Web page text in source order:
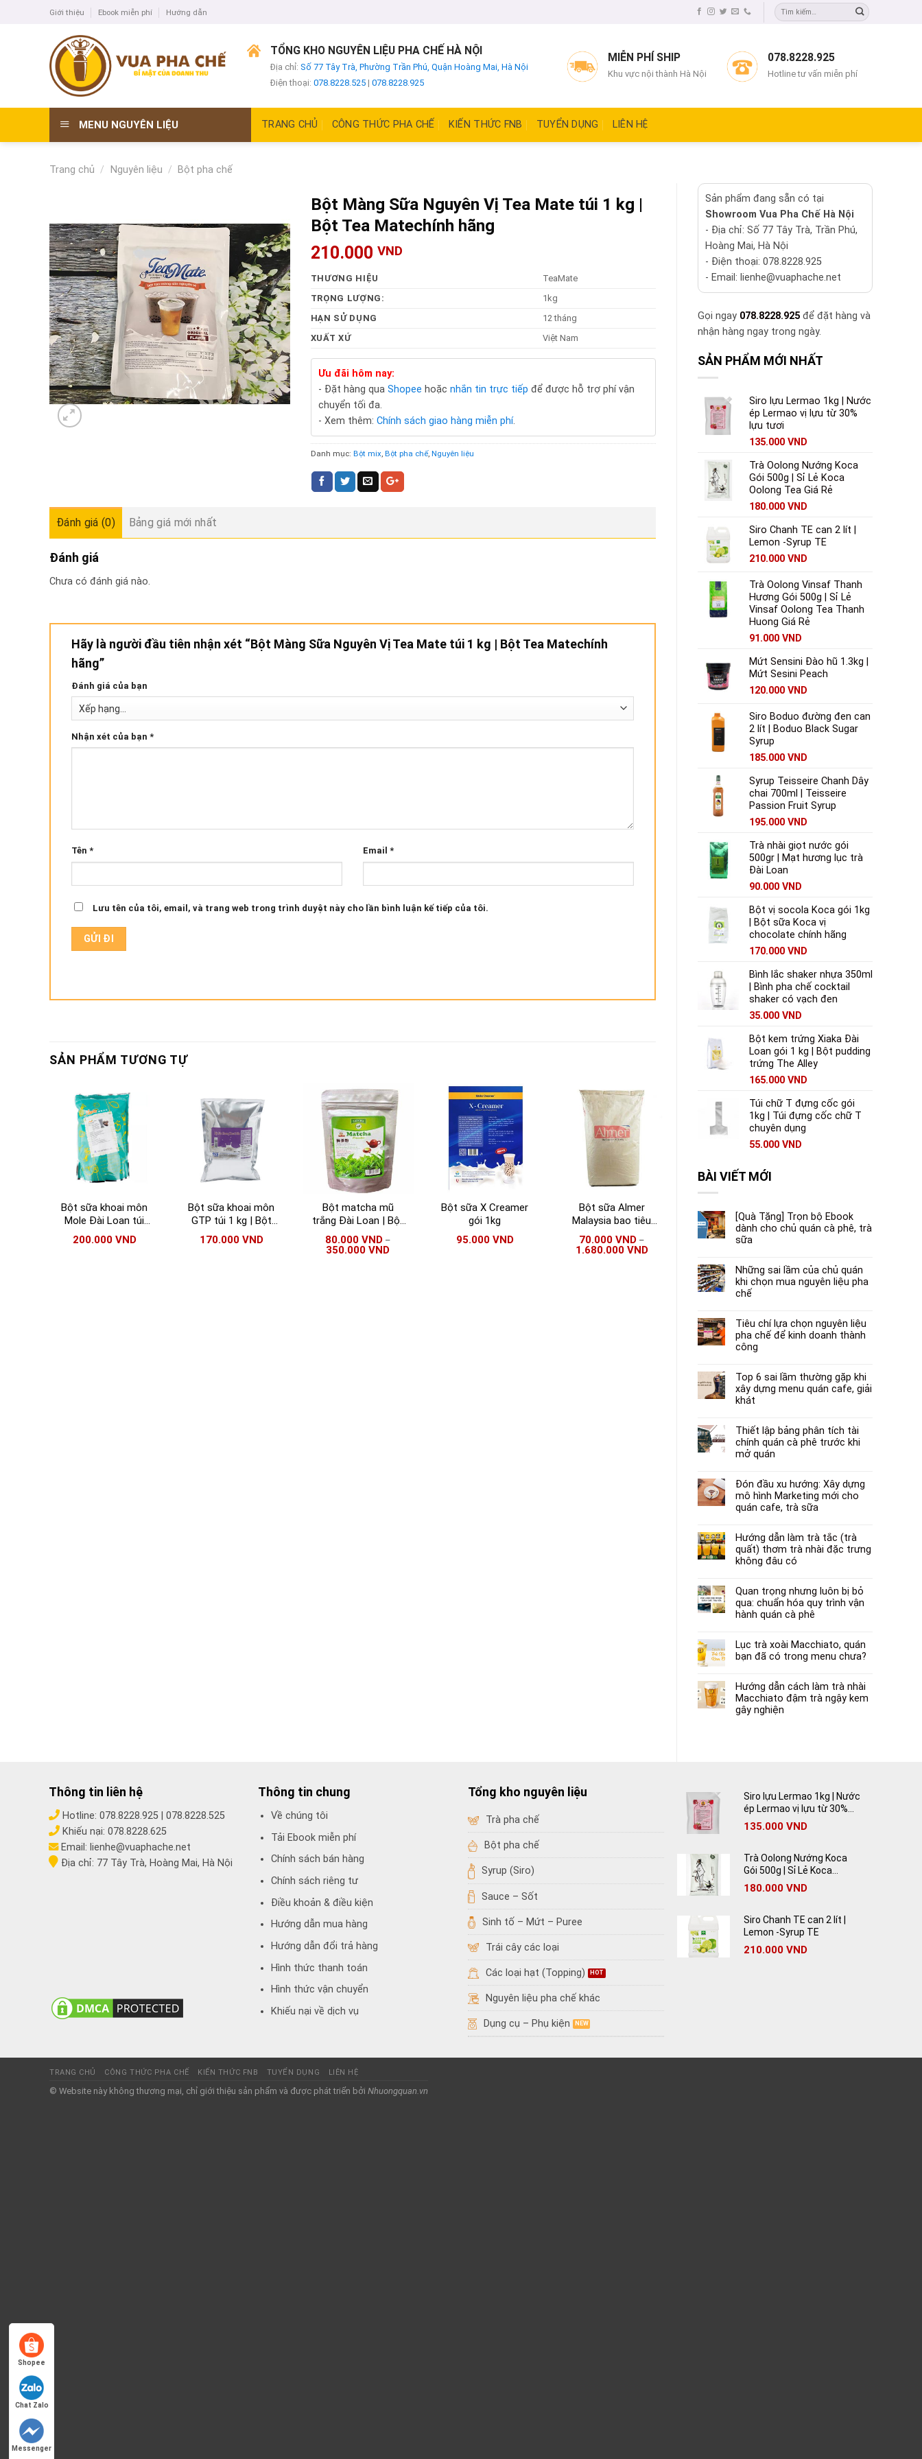
Giới thiệu Ebook miễn phí Hướng dẫn
TỔNG KHO NGUYÊN LIỆU PHA CHẾ HÀ NỘI
Địa chỉ:Số 77 Tây Trà, Phường Trần Phú, Quận Hoàng Mai, Hà Nội
Điện thoại:078.8228.525 |078.8228.925
MIỄN PHÍ SHIP
Khu vực nội thành Hà Nội
078.8228.925
Hotline tư vấn miễn phí
MENU NGUYÊN LIỆU TRANG CHỦ CÔNG THỨC PHA CHẾ KIẾN THỨC FNB TUYỂN DỤNG LIÊN HỆ
Trang chủ / Nguyên liệu / Bột pha chế
Sản phẩm đang sẵn có tại
Showroom Vua Pha Chế Hà Nội
- Địa chỉ: Số 77 Tây Trà, Trần Phú,
Hoàng Mai, Hà Nội
- Điện thoại: 078.8228.925
- Email: lienhe@vuaphache.net
Gọi ngay 078.8228.925 để đặt hàng và
nhận hàng ngay trong ngày.
SẢN PHẨM MỚI NHẤT
Siro lựu Lermao 1kg | Nước
ép Lermao vị lựu từ 30%
lựu tươi
135.000 VND
Trà Oolong Nướng Koca
Gói 500g | Sỉ Lẻ Koca
Oolong Tea Giá Rẻ
180.000 VND
Siro Chanh TE can 2 lít |
Lemon -Syrup TE
210.000 VND
Trà Oolong Vinsaf Thanh
Hương Gói 500g | Sỉ Lẻ
Vinsaf Oolong Tea Thanh
Huong Giá Rẻ
91.000 VND
Mứt Sensini Đào hũ 1.3kg |
Mứt Sesini Peach
120.000 VND
Siro Boduo đường đen can
2 lít | Boduo Black Sugar
Syrup
185.000 VND
Syrup Teisseire Chanh Dây
chai 700ml | Teisseire
Passion Fruit Syrup
195.000 VND
Trà nhài giọt nước gói
500gr | Mạt hương lục trà
Đài Loan
90.000 VND
Bột vị socola Koca gói 1kg
| Bột sữa Koca vị
chocolate chính hãng
170.000 VND
Bình lắc shaker nhựa 350ml
| Bình pha chế cocktail
shaker có vạch đen
35.000 VND
Bột kem trứng Xiaka Đài
Loan gói 1 kg | Bột pudding
trứng The Alley
165.000 VND
Túi chữ T đựng cốc gói
1kg | Túi đựng cốc chữ T
chuyên dụng
55.000 VND
BÀI VIẾT MỚI
[Quà Tặng] Trọn bộ Ebook
dành cho chủ quán cà phê, trà
sữa
Những sai lầm của chủ quán
khi chọn mua nguyên liệu pha
chế
Tiêu chí lựa chọn nguyên liệu
pha chế để kinh doanh thành
công
Top 6 sai lầm thường gặp khi
xây dựng menu quán cafe, giải
khát
Thiết lập bảng phân tích tài
chính quán cà phê trước khi
mở quán
Đón đầu xu hướng: Xây dựng
mô hình Marketing mới cho
quán cafe, trà sữa
Hướng dẫn làm trà tắc (trà
quất) thơm trà nhài đặc trưng
không đâu có
Quan trọng nhưng luôn bị bỏ
qua: chuẩn hóa quy trình vận
hành quán cà phê
Lục trà xoài Macchiato, quán
bạn đã có trong menu chưa?
Hướng dẫn cách làm trà nhài
Macchiato đậm trà ngậy kem
gây nghiện
Bột Màng Sữa Nguyên Vị Tea Mate túi 1 kg |
Bột Tea Matechính hãng
210.000 VND
THƯƠNG HIỆU
TeaMate
TRỌNG LƯỢNG:
1kg
HẠN SỬ DỤNG
12 tháng
XUẤT XỨ
Việt Nam
Ưu đãi hôm nay:
- Đặt hàng qua Shopee hoặc nhắn tin trực tiếp để được hỗ trợ phí vận
chuyển tối đa.
- Xem thêm: Chính sách giao hàng miễn phí.
Danh mục: Bột mix, Bột pha chế, Nguyên liệu
Đánh giá (0) Bảng giá mới nhất
Đánh giá
Chưa có đánh giá nào.
Hãy là người đầu tiên nhận xét “Bột Màng Sữa Nguyên Vị Tea Mate túi 1 kg | Bột Tea Matechính
hãng”
Đánh giá của bạn
Nhận xét của bạn *
Tên * Email *
Lưu tên của tôi, email, và trang web trong trình duyệt này cho lần bình luận kế tiếp của tôi.
SẢN PHẨM TƯƠNG TỰ
Bột sữa khoai môn
Mole Đài Loan túi
1kg | Bột sữa Maulin
Mole vị khoai môn
200.000 VND
Bột sữa khoai môn
GTP túi 1 kg | Bột
sữa Gia Thịnh Phát
hương khoai môn
170.000 VND
Bột matcha mũ
trắng Đài Loan | Bột
matcha nguyên chất
Đài Loan Neicha
80.000 VND–
350.000VND
Bột sữa X Creamer
gói 1kg
95.000 VND
Bột sữa Almer
Malaysia bao tiêu
chuẩn 1kg & 25kg |
Nguyên liệu trà sữa
70.000 VND–
1.680.000 VND
Vanilla túi 1 kg | Bột
Frappe Onefood
chống tách lớp
155.000VND
matcha túi 1kg | Bột
pudding matcha
Thông tin liên hệ
Hotline: 078.8228.925| 078.8228.525
Khiếu nại: 078.8228.625
Email: lienhe@vuaphache.net
Địa chỉ: 77 Tây Trà, Hoàng Mai, Hà Nội
Thông tin chung
Về chúng tôi
Tải Ebook miễn phí
Chính sách bán hàng
Chính sách riêng tư
Điều khoản & điều kiện
Hướng dẫn mua hàng
Hướng dẫn đổi trả hàng
Hình thức thanh toán
Hình thức vận chuyển
Khiếu nại về dịch vụ
Tổng kho nguyên liệu
Trà pha chế
Bột pha chế
Syrup (Siro)
Sauce – Sốt
Sinh tố – Mứt – Puree
Trái cây các loại
Các loại hạt (Topping)
Nguyên liệu pha chế khác
Dụng cụ – Phụ kiện
Siro lựu Lermao 1kg | Nước
ép Lermao vị lựu từ 30%
lựu tươi
135.000 VND
Trà Oolong Nướng Koca
Gói 500g | Sỉ Lẻ Koca
Oolong Tea Giá Rẻ
180.000 VND
Siro Chanh TE can 2 lít |
Lemon -Syrup TE
210.000 VND
TRANG CHỦ CÔNG THỨC PHA CHẾ KIẾN THỨC FNB TUYỂN DỤNG LIÊN HỆ
© Website này không thương mại, chỉ giới thiệu sản phẩm và được phát triển bởi Nhuongquan.vn
Shopee
Chat Zalo
Messenger